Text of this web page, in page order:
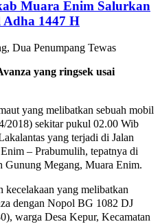
Muara Enim Salurkan
1447 H
yang ringsek usai
yang melibatkan sebuah mobil
2018) sekitar pukul 02.00 Wib
yang terjadi di Jalan
– Prabumulih, tepatnya di
Gunung Megang, Muara Enim.
yang melibatkan
dengan Nopol BG 1082 DJ
warga Desa Kepur, Kecamatan